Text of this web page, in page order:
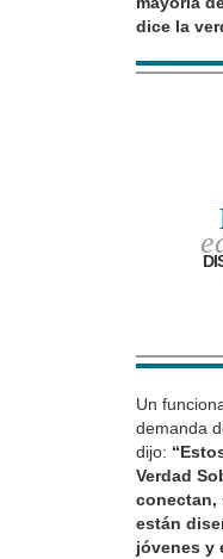
dice la
Un
demanda
dijo:
Verdad
conectan,
están
jóvenes y